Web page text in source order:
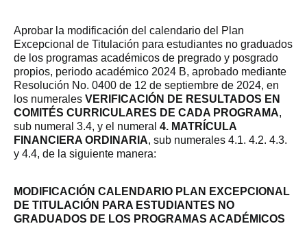
Aprobar la modificación del calendario del Plan
Excepcional de Titulación para estudiantes no graduados
de los programas académicos de pregrado y posgrado
propios, periodo académico 2024 B, aprobado mediante
Resolución No. 0400 de 12 de septiembre de 2024, en
los numerales VERIFICACIÓN DE RESULTADOS EN
COMITÉS CURRICULARES DE CADA PROGRAMA,
sub numeral 3.4, y el numeral 4. MATRÍCULA
FINANCIERA ORDINARIA, sub numerales 4.1. 4.2. 4.3.
y 4.4, de la siguiente manera:
MODIFICACIÓN CALENDARIO PLAN EXCEPCIONAL
DE TITULACIÓN PARA ESTUDIANTES NO
GRADUADOS DE LOS PROGRAMAS ACADÉMICOS